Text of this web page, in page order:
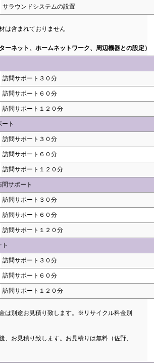
サラウンドシステムの設置
は含まれておりません
ーネット、ホームネットワーク、周辺機器との設定）
訪問サポート３０分
訪問サポート６０分
訪問サポート１２０分
ト
訪問サポート３０分
訪問サポート６０分
訪問サポート１２０分
サポート
訪問サポート３０分
訪問サポート６０分
訪問サポート１２０分
訪問サポート３０分
訪問サポート６０分
訪問サポート１２０分
は別途お見積り致します。※リサイクル料金別
、お見積り致します。お見積りは無料（佐野、